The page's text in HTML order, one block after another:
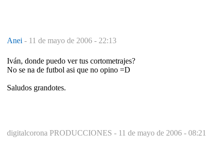
Anei - 11 de mayo de 2006 - 22:13
Iván, donde puedo ver tus cortometrajes?
No se na de futbol asi que no opino =D
Saludos grandotes.
digitalcorona PRODUCCIONES - 11 de mayo de 2006 - 08:21